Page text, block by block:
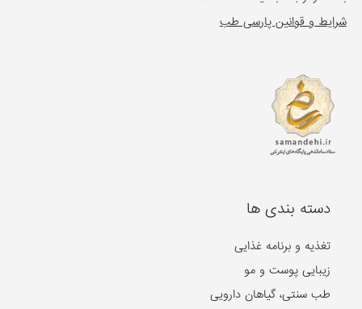
شرایط و قوانین پارسی طب
دسته بندی ها
تغذیه و برنامه غذایی
زیبایی پوست و مو
طب سنتی، گیاهان دارویی